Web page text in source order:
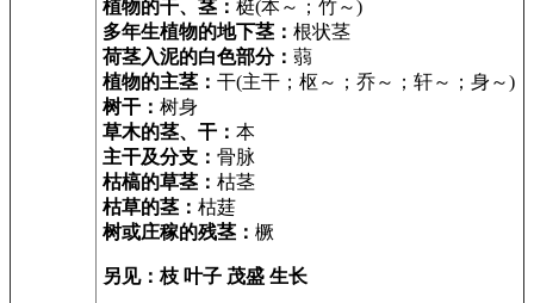
植物的干、茎： 梃(本～；竹～)
多年生植物的地下茎： 根状茎
荷茎入泥的白色部分： 蒻
植物的主茎： 干(主干；枢～；乔～；轩～；身～)
树干： 树身
草木的茎、干： 本
主干及分支： 骨脉
枯槁的草茎： 枯茎
枯草的茎： 枯莛
树或庄稼的残茎： 橛
另见：枝 叶子 茂盛 生长